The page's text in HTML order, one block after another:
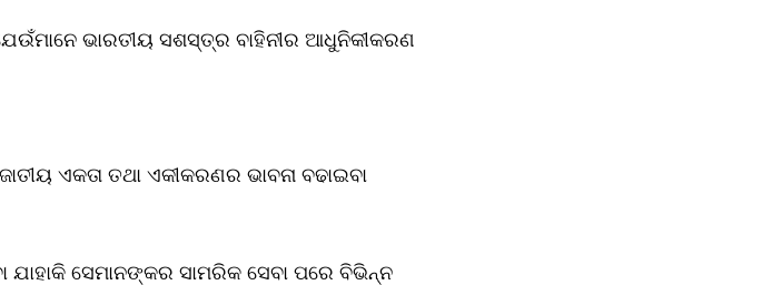
ଭାରତୀୟ ସଶସ୍ତ୍ର ବାହିନୀର ଆଧୁନିକୀକରଣ
ଏକତା ତଥା ଏକୀକରଣର ଭାବନା ବଢାଇବା
ଯାହାକି ସେମାନଙ୍କର ସାମରିକ ସେବା ପରେ ବିଭିନ୍ନ